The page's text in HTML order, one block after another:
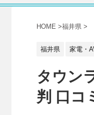
HOME >福井県 >
福井県 家電・
タウン
判 口コ